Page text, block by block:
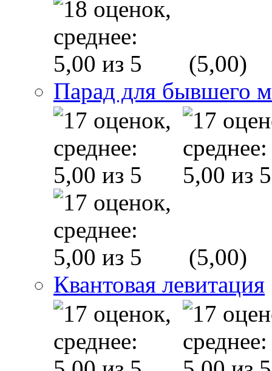
(5,00)
Парад для бывшего
(5,00)
Квантовая левитация